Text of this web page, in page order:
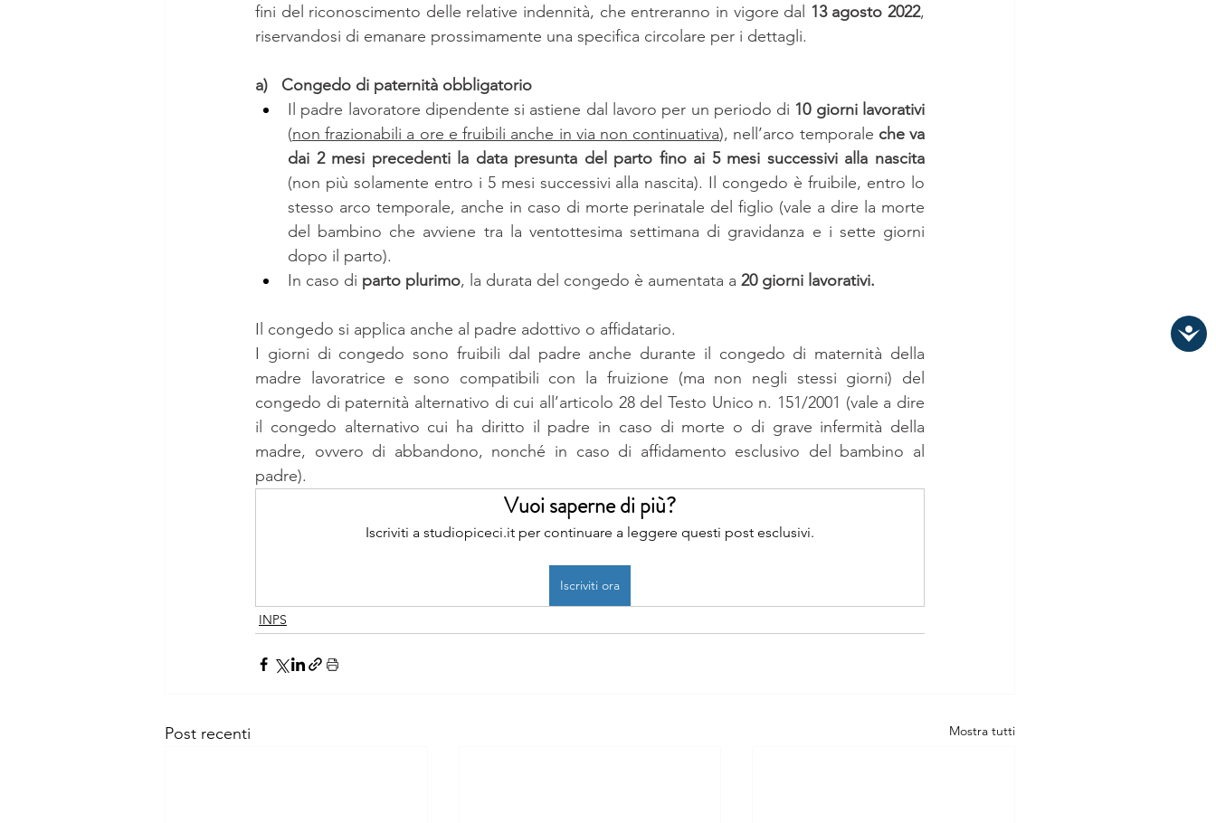
fini del riconoscimento delle relative indennità, che entreranno in vigore dal 13 agosto 2022,
riservandosi di emanare prossimamente una specifica circolare per i dettagli.
a)   Congedo di paternità obbligatorio
Il padre lavoratore dipendente si astiene dal lavoro per un periodo di 10 giorni lavorativi
(non frazionabili a ore e fruibili anche in via non continuativa), nell’arco temporale che va
dai 2 mesi precedenti la data presunta del parto fino ai 5 mesi successivi alla nascita
(non più solamente entro i 5 mesi successivi alla nascita). Il congedo è fruibile, entro lo
stesso arco temporale, anche in caso di morte perinatale del figlio (vale a dire la morte
del bambino che avviene tra la ventottesima settimana di gravidanza e i sette giorni
dopo il parto).
In caso di parto plurimo, la durata del congedo è aumentata a 20 giorni lavorativi.
Il congedo si applica anche al padre adottivo o affidatario.
I giorni di congedo sono fruibili dal padre anche durante il congedo di maternità della
madre lavoratrice e sono compatibili con la fruizione (ma non negli stessi giorni) del
congedo di paternità alternativo di cui all’articolo 28 del Testo Unico n. 151/2001 (vale a dire
il congedo alternativo cui ha diritto il padre in caso di morte o di grave infermità della
madre, ovvero di abbandono, nonché in caso di affidamento esclusivo del bambino al
padre).
Vuoi saperne di più?
Iscriviti a studiopiceci.it per continuare a leggere questi post esclusivi.
Iscriviti ora
INPS
Post recenti Mostra tutti